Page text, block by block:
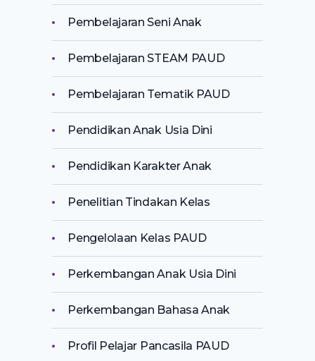
Pembelajaran Seni Anak
Pembelajaran STEAM PAUD
Pembelajaran Tematik PAUD
Pendidikan Anak Usia Dini
Pendidikan Karakter Anak
Penelitian Tindakan Kelas
Pengelolaan Kelas PAUD
Perkembangan Anak Usia Dini
Perkembangan Bahasa Anak
Profil Pelajar Pancasila PAUD